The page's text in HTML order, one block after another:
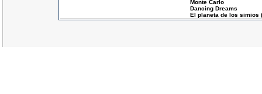
Monte Carlo
Dancing Dreams
El planeta de los simios